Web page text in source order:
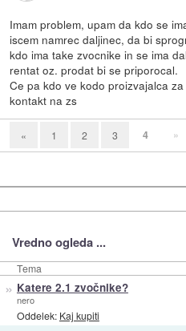
Imam problem, upam da kdo se
iscem namrec daljinec, da bi
kdo ima take zvocnike in se ima
rentat oz. prodat bi se priporocal.
Ce pa kdo ve kodo proizvajalca
kontakt na zs
« 1 2 3 4 »
Vredno ogleda ...
Tema
» Katere 2.1 zvočnike?
nero
Oddelek: Kaj kupiti